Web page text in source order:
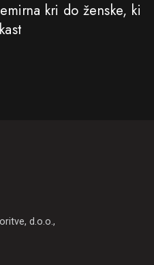
kri do ženske, ki
d.o.o.,